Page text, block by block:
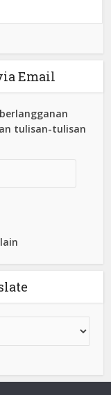
Email
tulisan-tulisan